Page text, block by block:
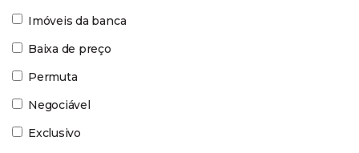
Imóveis da banca
Baixa de preço
Permuta
Negociável
Exclusivo